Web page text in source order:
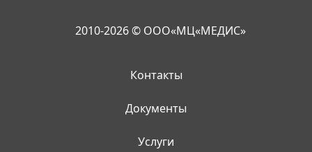
2010-2026 © ООО«МЦ«МЕДИС»
Контакты
Документы
Услуги